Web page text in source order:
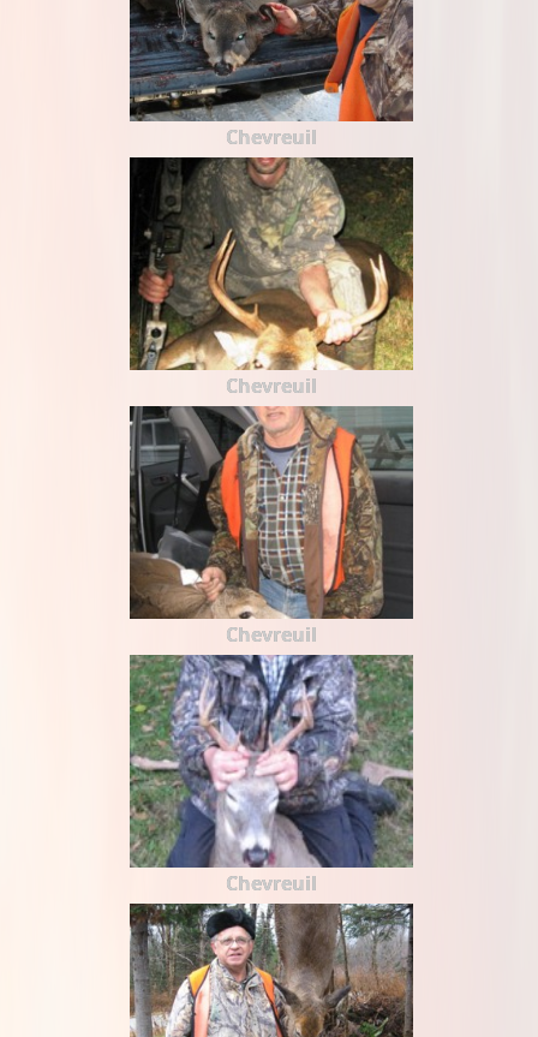
Chevreuil
Chevreuil
Chevreuil
Chevreuil